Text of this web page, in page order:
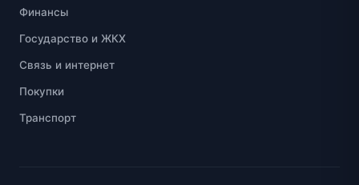
Финансы
Государство и ЖКХ
Связь и интернет
Покупки
Транспорт